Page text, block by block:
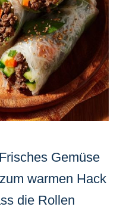
Gemüse
warmen Hack
die Rollen